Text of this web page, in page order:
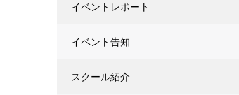
イベントレポート
イベント告知
スクール紹介